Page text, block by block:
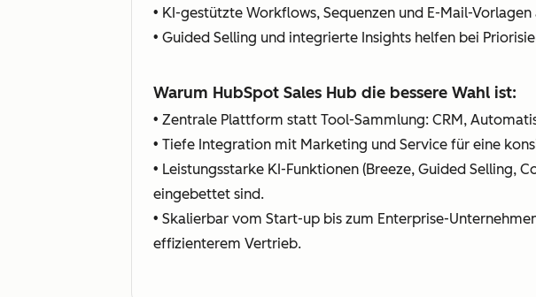
• KI-gestützte Workflows, Sequenzen und E-Mail-
• Guided Selling und integrierte Insights helfen bei
Warum HubSpot Sales Hub die bessere Wahl ist:
• Zentrale Plattform statt Tool-Sammlung: CRM,
• Tiefe Integration mit Marketing und Service für eine
• Leistungsstarke KI-Funktionen (Breeze, Guided Selling,
eingebettet sind.
• Skalierbar vom Start-up bis zum Enterprise-
effizienterem Vertrieb.